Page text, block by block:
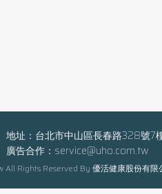
外科醫師團隊、麻醉醫師、和
科護理團隊，在繁忙的臨床工
之作。 具有手術實用參
人
地址：台北市中山區長春路328號7
廣告合作： service@uho.com.tw
Rights Reserved By 優活健康股份有限